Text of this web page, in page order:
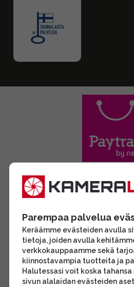
Parempaa palvelua
Keräämme evästeiden avulla
tietoja, joiden avulla
verkkokauppaamme sekä
kiinnostavampia tuotteita ja
Halutessasi voit koska
sivun alalaidan evästeiden